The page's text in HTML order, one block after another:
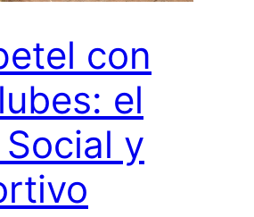
con
el
y